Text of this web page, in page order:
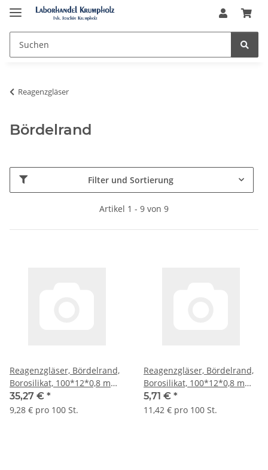
Reagenzgläser
Bördelrand
Filter und Sortierung
Artikel 1 - 9 von 9
Reagenzgläser, Bördelrand,
Borosilikat, 100*12*0,8 mm
L*AD*Wandung 380 St./Pack
35,27 € *
9,28 € pro 100 St.
Reagenzgläser, Bördelrand,
Borosilikat, 100*12*0,8 mm
L*AD*Wandung 50
St./Kleinpack
5,71 € *
11,42 € pro 100 St.